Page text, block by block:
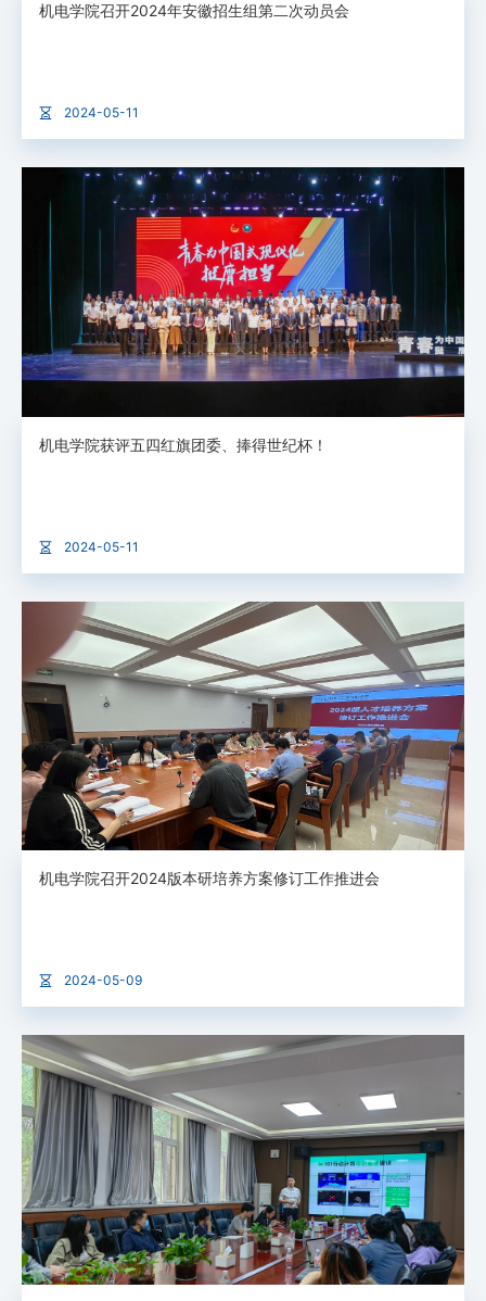
机电学院召开2024年安徽招生组第二次动员会
2024-05-11
机电学院获评五四红旗团委、捧得世纪杯！
2024-05-11
机电学院召开2024版本研培养方案修订工作推进会
2024-05-09